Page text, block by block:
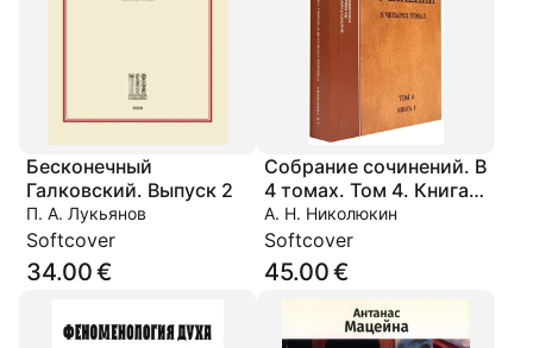
Бесконечный
Галковский. Выпуск 2
П. А. Лукьянов
Softcover
34.00 €
Собрание сочинений. В
4 томах. Том 4. Книга 1,
Голгофа Василия
Розанова
А. Н. Николюкин
Softcover
45.00 €